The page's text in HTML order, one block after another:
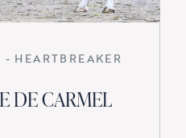
HEARTBREAKER
DE CARMEL